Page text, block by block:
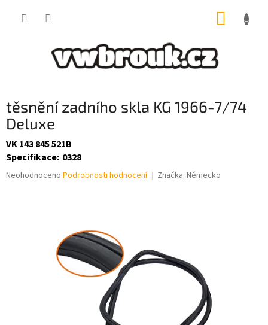
těsnění zadního skla KG 1966-7/74
Deluxe
VK 143 845 521B
Specifikace: 0328
Průměrné
Neohodnoceno Podrobnosti hodnocení Značka: Německo